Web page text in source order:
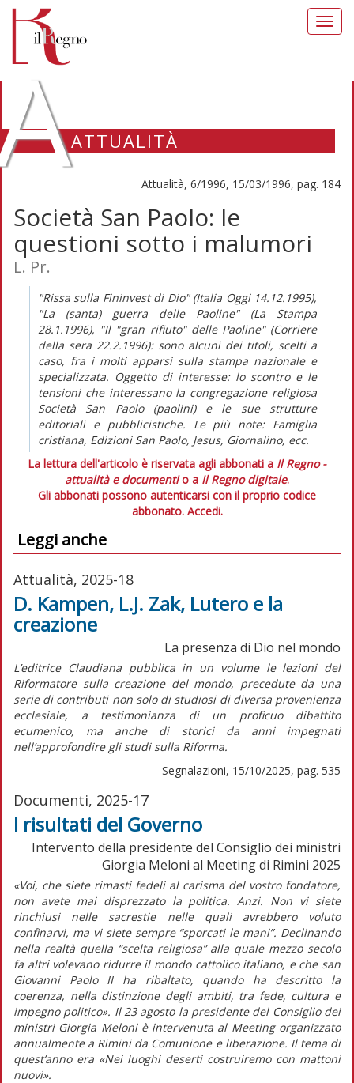
ATTUALITÀ
Attualità, 6/1996, 15/03/1996, pag. 184
Società San Paolo: le
questioni sotto i malumori
L. Pr.
"Rissa sulla Fininvest di Dio" (Italia Oggi 14.12.1995),
"La (santa) guerra delle Paoline" (La Stampa
28.1.1996), "Il "gran rifiuto" delle Paoline" (Corriere
della sera 22.2.1996): sono alcuni dei titoli, scelti a
caso, fra i molti apparsi sulla stampa nazionale e
specializzata. Oggetto di interesse: lo scontro e le
tensioni che interessano la congregazione religiosa
Società San Paolo (paolini) e le sue strutture
editoriali e pubblicistiche. Le più note: Famiglia
cristiana, Edizioni San Paolo, Jesus, Giornalino, ecc.
La lettura dell'articolo è riservata agli abbonati a Il Regno -
attualità e documentio a Il Regno digitale.
Gli abbonati possono autenticarsi con il proprio codice
abbonato. Accedi.
Leggi anche
Attualità, 2025-18
D. Kampen, L.J. Zak, Lutero e la
creazione
La presenza di Dio nel mondo
L’editrice Claudiana pubblica in un volume le lezioni del
Riformatore sulla creazione del mondo, precedute da una
serie di contributi non solo di studiosi di diversa provenienza
ecclesiale, a testimonianza di un proficuo dibattito
ecumenico, ma anche di storici da anni impegnati
nell’approfondire gli studi sulla Riforma.
Segnalazioni, 15/10/2025, pag. 535
Documenti, 2025-17
I risultati del Governo
Intervento della presidente del Consiglio dei ministri
Giorgia Meloni al Meeting di Rimini 2025
«Voi, che siete rimasti fedeli al carisma del vostro fondatore,
non avete mai disprezzato la politica. Anzi. Non vi siete
rinchiusi nelle sacrestie nelle quali avrebbero voluto
confinarvi, ma vi siete sempre “sporcati le mani”. Declinando
nella realtà quella “scelta religiosa” alla quale mezzo secolo
fa altri volevano ridurre il mondo cattolico italiano, e che san
Giovanni Paolo II ha ribaltato, quando ha descritto la
coerenza, nella distinzione degli ambiti, tra fede, cultura e
impegno politico». Il 23 agosto la presidente del Consiglio dei
ministri Giorgia Meloni è intervenuta al Meeting organizzato
annualmente a Rimini da Comunione e liberazione. Il tema di
quest’anno era «Nei luoghi deserti costruiremo con mattoni
nuovi».